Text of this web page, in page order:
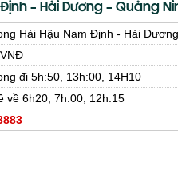
– Hải Dương – Quảng
Hải Hậu Nam Định - Hải
đi 5h:50, 13h:00, 14H10
về 6h20, 7h:00, 12h:15